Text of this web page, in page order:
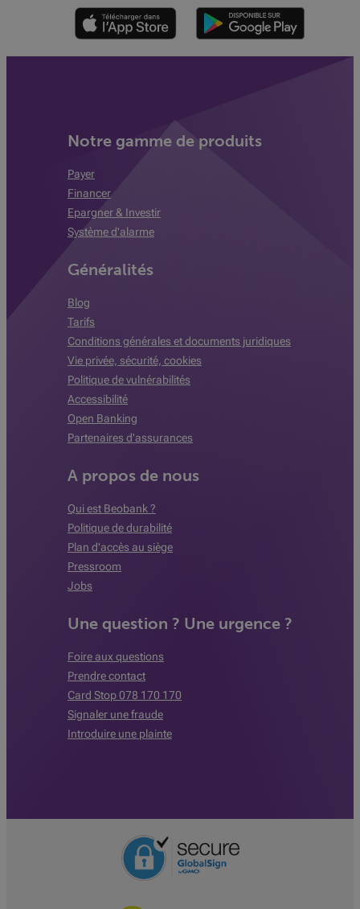
Notre gamme de produits
Payer
Financer
Epargner & Investir
Système d'alarme
Généralités
Blog
Tarifs
Conditions générales et documents juridiques
Vie privée, sécurité, cookies
Politique de vulnérabilités
Accessibilité
Open Banking
Partenaires d'assurances
A propos de nous
Qui est Beobank ?
Politique de durabilité
Plan d'accès au siège
Pressroom
Jobs
Une question ? Une urgence ?
Foire aux questions
Prendre contact
Card Stop 078 170 170
Signaler une fraude
Introduire une plainte